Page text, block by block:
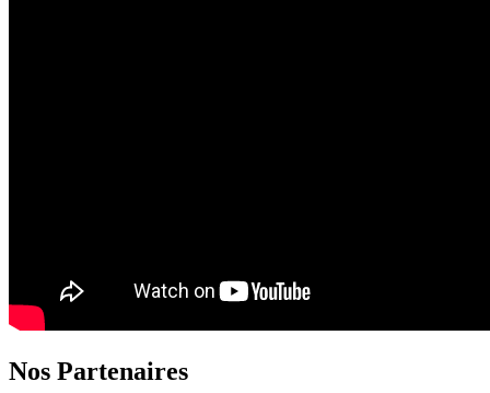
Nos Partenaires